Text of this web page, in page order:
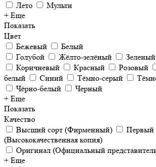
Лето
Мульти
+ Еще
Показать
Цвет
Бежевый
Белый
Голубой
Жёлто-зелёный Зеленый
Коричневый
Красный Розовый
белый
Синий Тёмно-серый
Чёрно-белый
Черный
+ Еще
Показать
Качество
Высший сорт (Фирменный)
Первый
(Высококачественная копия)
Оригинал (Официальный
+ Еще